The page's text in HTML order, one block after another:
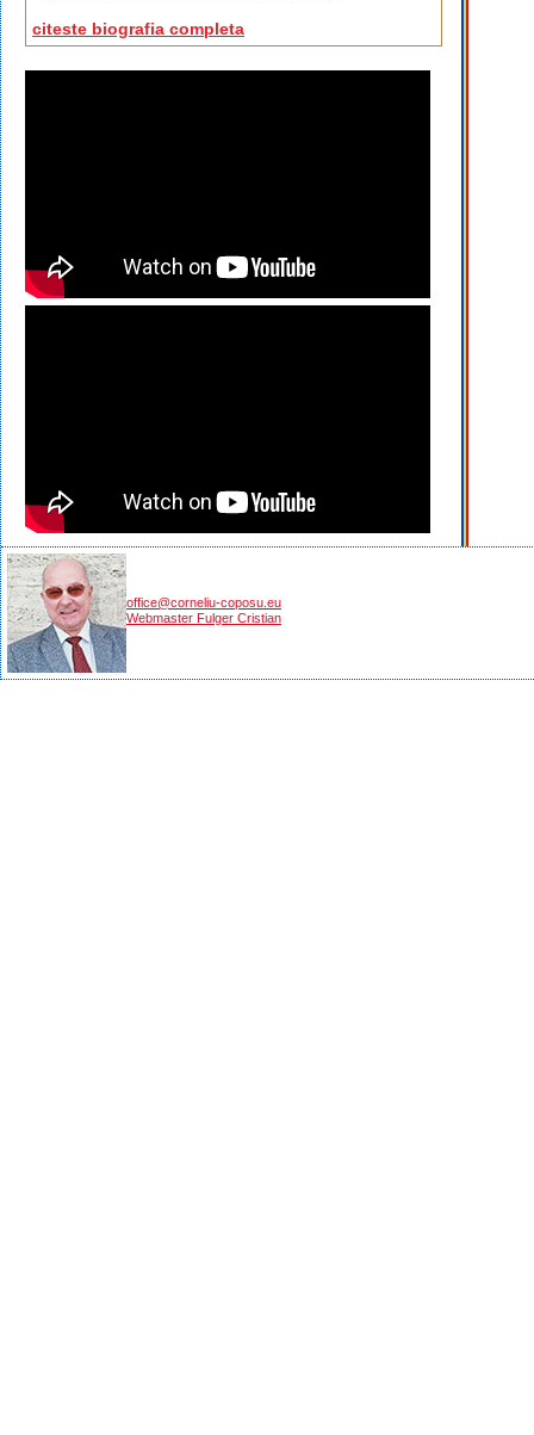
citeste biografia completa
office@corneliu-coposu.eu
Webmaster Fulger Cristian